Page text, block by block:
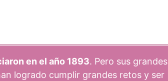
en el año 1893. Pero sus grandes
logrado cumplir grandes retos y ser